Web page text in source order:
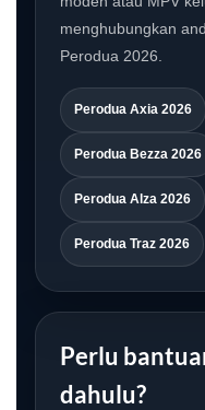
menghubungkan
Perodua 2026.
Perodua Axia 2026
Perodua Bezza 2026
Perodua Alza 2026
Perodua Traz 2026
Perlu
dahulu?